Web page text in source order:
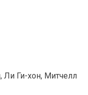
Ги-хон, Митчелл